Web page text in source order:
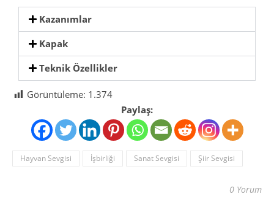
Kazanımlar
Kapak
Teknik Özellikler
Görüntüleme: 1.374
Paylaş:
Hayvan Sevgisi İşbirliği Sanat Sevgisi Şiir Sevgisi
0 Yorum